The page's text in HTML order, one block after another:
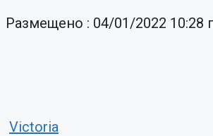
Размещено : 04/01/2022 10:28
Victoria